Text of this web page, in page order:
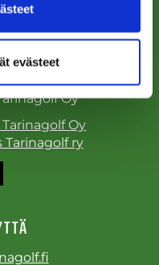
evästeet
Oy
Siilinjärvi
Oy
Oy
ry